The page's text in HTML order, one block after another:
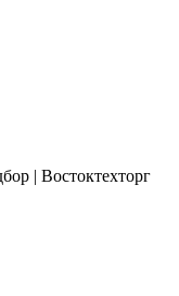
| Востоктехторг